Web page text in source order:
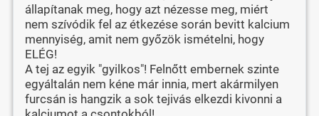
állapítanak meg, hogy azt nézesse meg, miért
nem szívódik fel az étkezése során bevitt kalcium
mennyiség, amit nem győzök ismételni, hogy
ELÉG!
A tej az egyik "gyilkos"! Felnőtt embernek szinte
egyáltalán nem kéne már innia, mert akármilyen
furcsán is hangzik a sok tejivás elkezdi kivonni a